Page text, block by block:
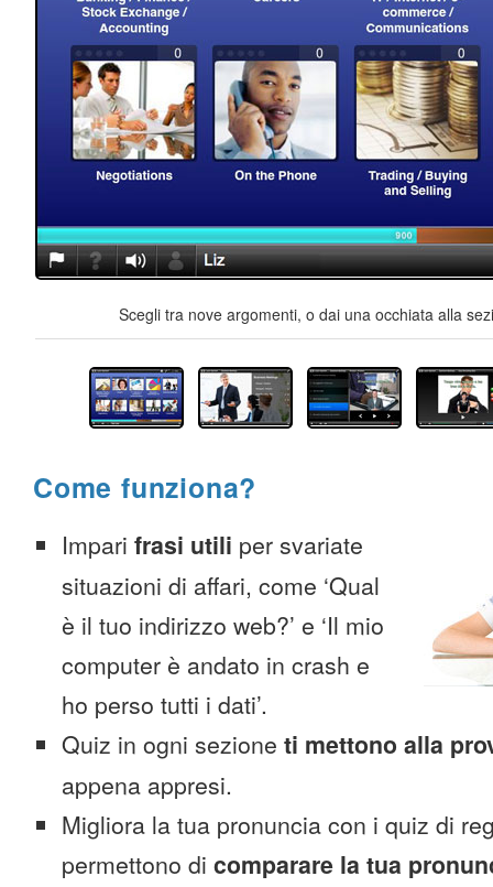
Scegli tra nove argomenti, o dai una occhiata alla
Come funziona?
Impari frasi utili per svariate
situazioni di affari, come ‘Qual
è il tuo indirizzo web?’ e ‘Il mio
computer è andato in crash e
ho perso tutti i dati’.
Quiz in ogni sezione ti mettono alla
appena appresi.
Migliora la tua pronuncia con i quiz di
permettono di comparare la tua